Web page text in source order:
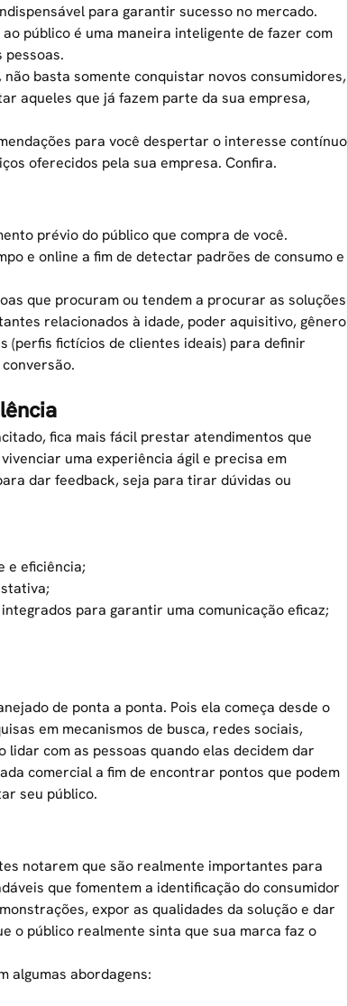
para garantir sucesso no mercado.
público é uma maneira inteligente de fazer com
basta somente conquistar novos consumidores,
aqueles que já fazem parte da sua empresa,
para você despertar o interesse contínuo
oferecidos pela sua empresa. Confira.
prévio do público que compra de você.
e online a fim de detectar padrões de consumo e
que procuram ou tendem a procurar as soluções
relacionados à idade, poder aquisitivo, gênero
(perfis fictícios de clientes ideais) para definir
fica mais fácil prestar atendimentos que
uma experiência ágil e precisa em
dar feedback, seja para tirar dúvidas ou
e eficiência;
para garantir uma comunicação eficaz;
de ponta a ponta. Pois ela começa desde o
em mecanismos de busca, redes sociais,
lidar com as pessoas quando elas decidem dar
comercial a fim de encontrar pontos que podem
seu público.
notarem que são realmente importantes para
que fomentem a identificação do consumidor
expor as qualidades da solução e dar
o público realmente sinta que sua marca faz o
algumas abordagens: